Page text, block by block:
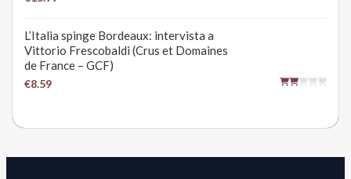
L’Italia spinge Bordeaux: intervista a
Vittorio Frescobaldi (Crus et Domaines
de France – GCF)
€8.59